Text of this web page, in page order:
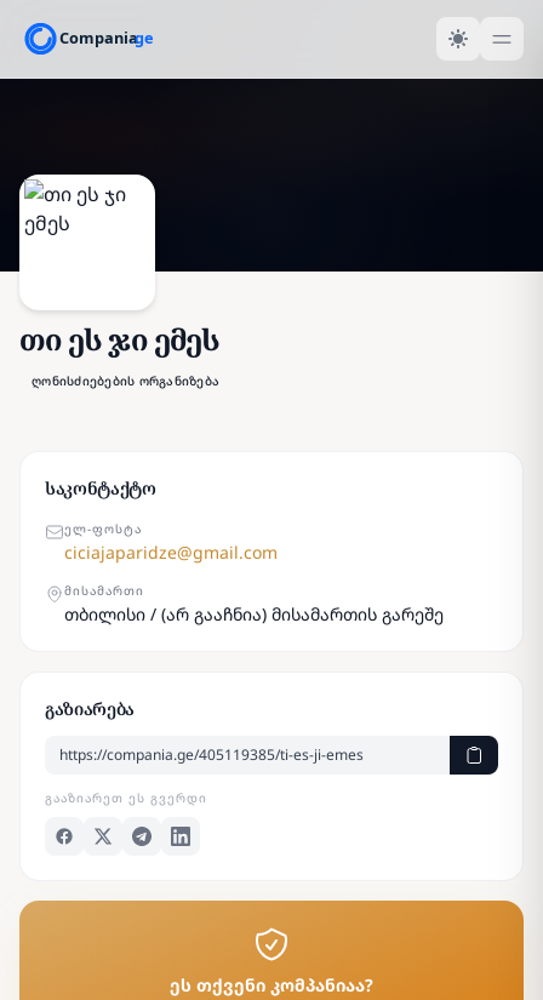
თი ეს ჯი ემეს
ღონისძიებების ორგანიზება
საკონტაქტო
ᲔᲚ-ᲤᲝᲡᲢᲐ
ciciajaparidze@gmail.com
ᲛᲘᲡᲐᲛᲐᲠᲗᲘ
თბილისი / (არ გააჩნია) მისამართის გარეშე
გაზიარება
ᲒᲐᲐᲖᲘᲐᲠᲔᲗ ᲔᲡ ᲒᲕᲔᲠᲓᲘ
ეს თქვენი კომპანიაა?